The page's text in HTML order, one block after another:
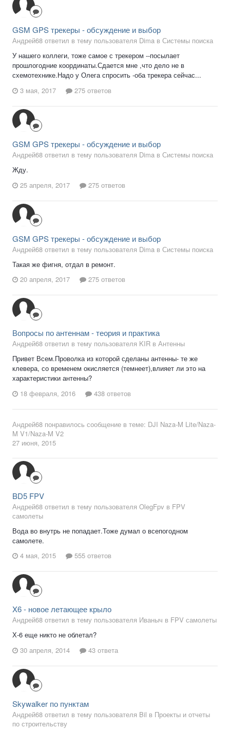
GSM GPS трекеры - обсуждение и выбор
Андрей68 ответил в тему пользователя Dima в Системы поиска
У нашего коллеги, тоже самое с трекером --посылает
прошлогодние координаты.Сдается мне ,что дело не в
схемотехнике.Надо у Олега спросить -оба трекера сейчас...
3 мая, 2017
275 ответов
GSM GPS трекеры - обсуждение и выбор
Андрей68 ответил в тему пользователя Dima в Системы поиска
Жду.
25 апреля, 2017
275 ответов
GSM GPS трекеры - обсуждение и выбор
Андрей68 ответил в тему пользователя Dima в Системы поиска
Такая же фигня, отдал в ремонт.
20 апреля, 2017
275 ответов
Вопросы по антеннам - теория и практика
Андрей68 ответил в тему пользователя KIR в Антенны
Привет Всем.Проволка из которой сделаны антенны- те же
клевера, со временем окисляется (темнеет),влияет ли это на
характеристики антенны?
18 февраля, 2016
438 ответов
Андрей68 понравилось сообщение в теме: DJI Naza-M Lite/Naza-
M V1/Naza-M V2
27 июня, 2015
BD5 FPV
Андрей68 ответил в тему пользователя OlegFpv в FPV
самолеты
Вода во внутрь не попадает.Тоже думал о всепогодном
самолете.
4 мая, 2015
555 ответов
X6 - новое летающее крыло
Андрей68 ответил в тему пользователя Иваныч в FPV самолеты
Х-6 еще никто не облетал?
30 апреля, 2014
43 ответа
Skywalker по пунктам
Андрей68 ответил в тему пользователя Bil в Проекты и отчеты
по строительству